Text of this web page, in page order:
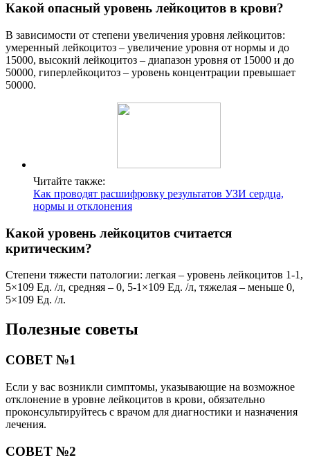
Какой опасный уровень лейкоцитов в крови?
В зависимости от степени увеличения уровня лейкоцитов:
умеренный лейкоцитоз – увеличение уровня от нормы и до
15000, высокий лейкоцитоз – диапазон уровня от 15000 и до
50000, гиперлейкоцитоз – уровень концентрации превышает
50000.
Читайте также:
Как проводят расшифровку результатов УЗИ сердца,
нормы и отклонения
Какой уровень лейкоцитов считается
критическим?
Степени тяжести патологии: легкая – уровень лейкоцитов 1-1,
5×109 Ед. /л, средняя – 0, 5-1×109 Ед. /л, тяжелая – меньше 0,
5×109 Ед. /л.
Полезные советы
СОВЕТ №1
Если у вас возникли симптомы, указывающие на возможное
отклонение в уровне лейкоцитов в крови, обязательно
проконсультируйтесь с врачом для диагностики и назначения
лечения.
СОВЕТ №2